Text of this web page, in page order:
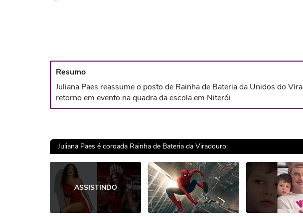
Resumo
Juliana Paes reassume o posto de Rainha de Bateria da Unidos do
retorno em evento na quadra da escola em Niterói.
Juliana Paes é coroada Rainha de Bateria da Viradouro:
Ops!
Não foi possível reproduzir o vídeo
ASSISTINDO